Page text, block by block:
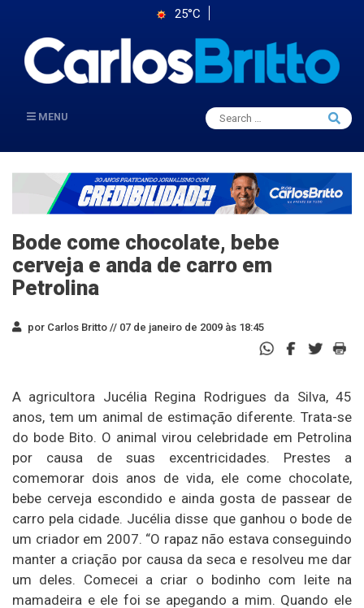
25°C
MENU
Search
for:
Search
Bode come chocolate, bebe
cerveja e anda de carro em
Petrolina
por Carlos Britto // 07 de janeiro de 2009 às 18:45
A agricultora Jucélia Regina Rodrigues da Silva, 45
anos, tem um animal de estimação diferente. Trata-se
do bode Bito. O animal virou celebridade em Petrolina
por causa de suas excentricidades. Prestes a
comemorar dois anos de vida, ele come chocolate,
bebe cerveja escondido e ainda gosta de passear de
carro pela cidade. Jucélia disse que ganhou o bode de
um criador em 2007. “O rapaz não estava conseguindo
manter a criação por causa da seca e resolveu me dar
um deles. Comecei a criar o bodinho com leite na
mamadeira e ele foi se apegando a mim. Quando ele